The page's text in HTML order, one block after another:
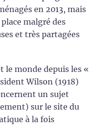
en 2013, mais
malgré des
et très partagées
le monde depuis les «
Wilson (1918)
un sujet
sur le site du
à la fois